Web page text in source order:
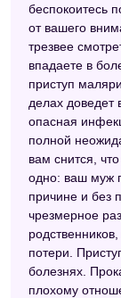
беспокоитесь
от вашего
трезвее
впадаете в
приступ
делах доведет
опасная
полной
вам снится,
одно: ваш муж
причине и без
чрезмерное
потери.
болезнях.
плохому